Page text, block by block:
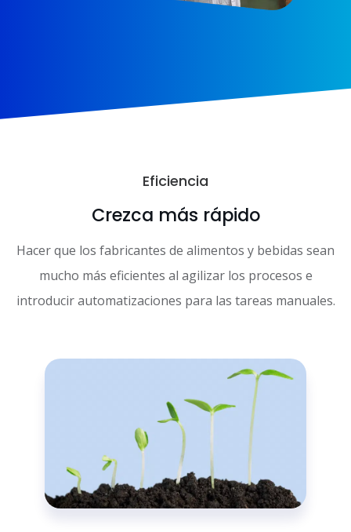
Eficiencia
Crezca más rápido
Hacer que los fabricantes de alimentos y bebidas sean
mucho más eficientes al agilizar los procesos e
introducir automatizaciones para las tareas manuales.